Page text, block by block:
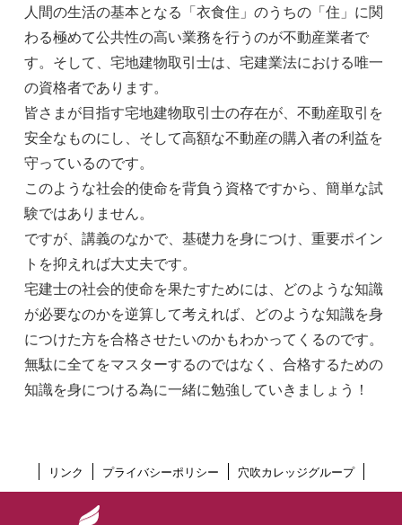
人間の生活の基本となる「衣食住」のうちの「住」に関
わる極めて公共性の高い業務を行うのが不動産業者で
す。そして、宅地建物取引士は、宅建業法における唯一
の資格者であります。
皆さまが目指す宅地建物取引士の存在が、不動産取引を
安全なものにし、そして高額な不動産の購入者の利益を
守っているのです。
このような社会的使命を背負う資格ですから、簡単な試
験ではありません。
ですが、講義のなかで、基礎力を身につけ、重要ポイン
トを抑えれば大丈夫です。
宅建士の社会的使命を果たすためには、どのような知識
が必要なのかを逆算して考えれば、どのような知識を身
につけた方を合格させたいのかもわかってくるのです。
無駄に全てをマスターするのではなく、合格するための
知識を身につける為に一緒に勉強していきましょう！
リンク プライバシーポリシー 穴吹カレッジグループ